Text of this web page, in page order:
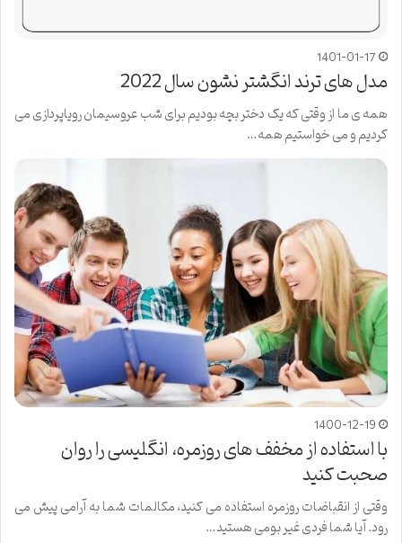
1401-01-17
مدل های ترند انگشتر نشون سال 2022
همه ی ما از وقتی که یک دختر بچه بودیم برای شب عروسیمان رویاپردازی می
کردیم و می خواستیم همه…
1400-12-19
با استفاده از مخفف های روزمره، انگلیسی را روان
صحبت کنید
وقتی از انقباضات روزمره استفاده می کنید، مکالمات شما به آرامی پیش می
رود. آیا شما فردی غیر بومی هستید…